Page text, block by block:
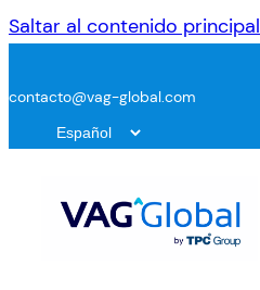
Saltar al contenido principal
contacto@vag-global.com